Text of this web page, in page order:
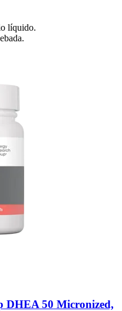
líquido.
DHEA 50 Micronized,